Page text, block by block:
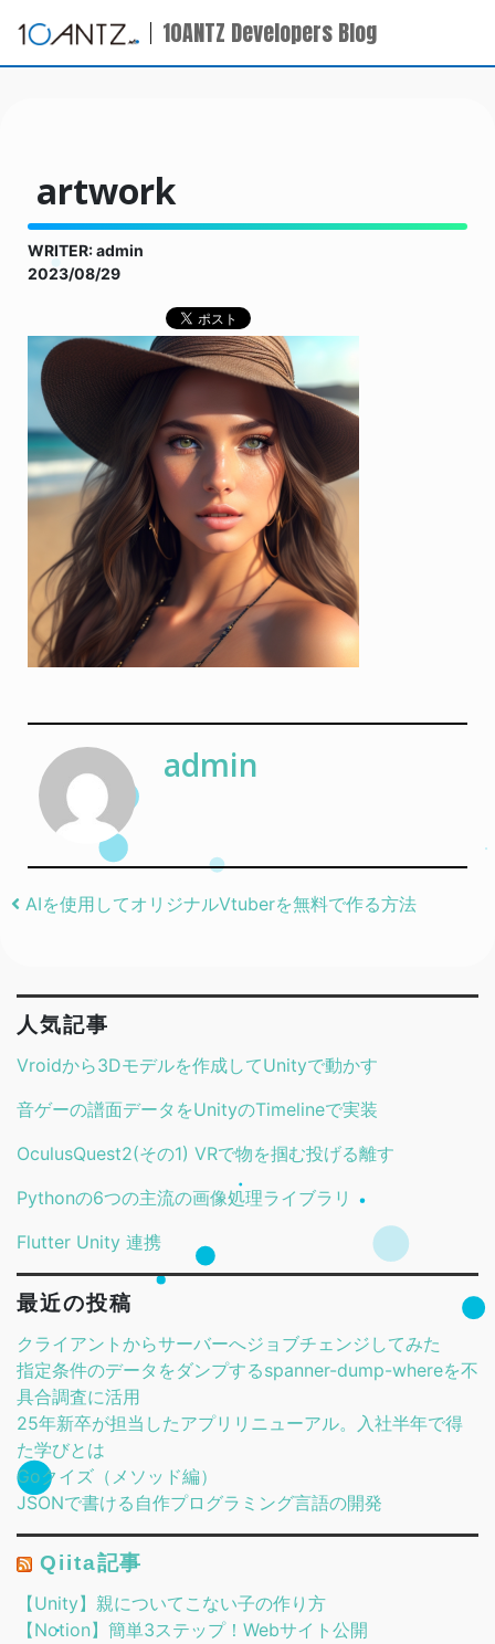
10ANTZ Developers Blog
artwork
WRITER: admin
2023/08/29
admin
Post navigation
AIを使用してオリジナルVtuberを無料で作る方法
人気記事
Vroidから3Dモデルを作成してUnityで動かす
音ゲーの譜面データをUnityのTimelineで実装
OculusQuest2(その1) VRで物を掴む投げる離す
Pythonの6つの主流の画像処理ライブラリ
Flutter Unity 連携
最近の投稿
クライアントからサーバーへジョブチェンジしてみた
指定条件のデータをダンプするspanner-dump-whereを不
具合調査に活用
25年新卒が担当したアプリリニューアル。入社半年で得
た学びとは
Goクイズ（メソッド編）
JSONで書ける自作プログラミング言語の開発
Qiita記事
【Unity】親についてこない子の作り方
【Notion】簡単3ステップ！Webサイト公開